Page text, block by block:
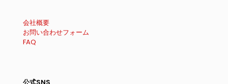
会社概要
お問い合わせフォーム
FAQ